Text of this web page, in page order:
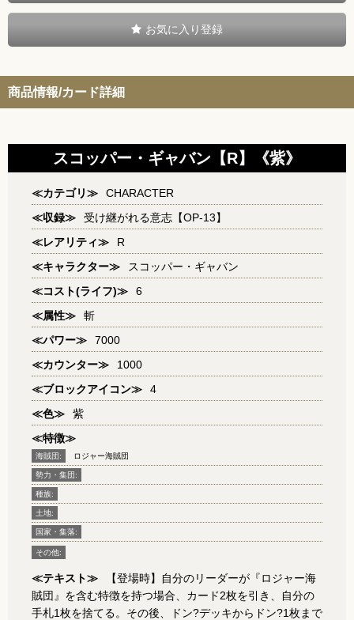
お気に入り登録
商品情報/カード詳細
スコッパー・ギャバン【R】《紫》
≪カテゴリ≫
CHARACTER
≪収録≫
受け継がれる意志【OP-13】
≪レアリティ≫
R
≪キャラクター≫
スコッパー・ギャバン
≪コスト(ライフ)≫
6
≪属性≫
斬
≪パワー≫
7000
≪カウンター≫
1000
≪ブロックアイコン≫
4
≪色≫
紫
≪特徴≫
海賊団: ロジャー海賊団
勢力・集団:
種族:
土地:
国家・集落:
その他:
≪テキスト≫
【登場時】自分のリーダーが『ロジャー海
賊団』を含む特徴を持つ場合、カード2枚を引き、自分の
手札1枚を捨てる。その後、ドン?デッキからドン?1枚まで